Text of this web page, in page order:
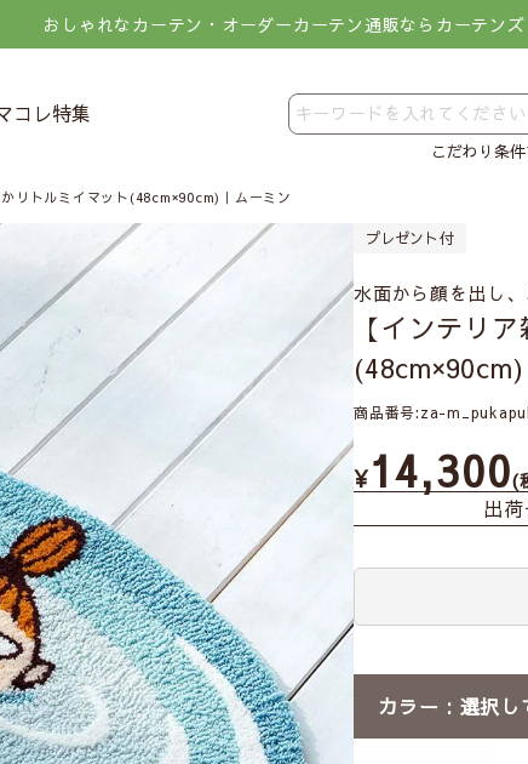
おしゃれなカーテン・オーダーカーテン通販ならカーテンズ
コレ特集
こだわり条
リトルミイマット(48cm×90cm)｜ムーミン
プレゼント付
水面から顔を出し
【インテリ
商品番号 za-
¥14,300
出
カラー 選択し